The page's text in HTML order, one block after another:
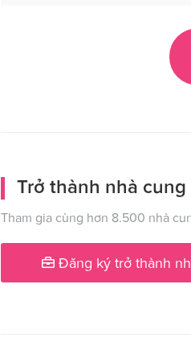
Trở thành nhà
Tham gia cùng hơn 8.500 nhà
Đăng ký trở thành